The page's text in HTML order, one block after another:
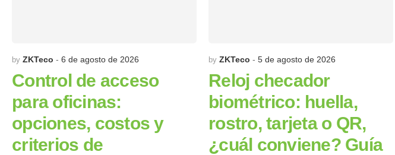
by ZKTeco 6 de agosto de 2026
Control de acceso
para oficinas:
opciones, costos y
criterios de
by ZKTeco 5 de agosto de 2026
Reloj checador
biométrico: huella,
rostro, tarjeta o QR,
¿cuál conviene? Guía